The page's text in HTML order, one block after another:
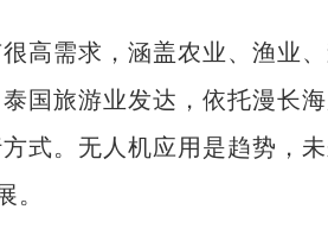
需求，涵盖农业、渔业、
国旅游业发达，依托漫长
式。无人机应用是趋势，
。